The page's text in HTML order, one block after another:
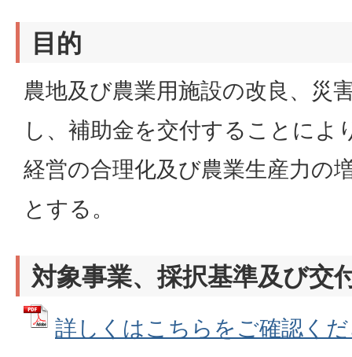
目的
農地及び農業用施設の改良、災
し、補助金を交付することによ
経営の合理化及び農業生産力の
とする。
対象事業、採択基準及び交
詳しくはこちらをご確認く